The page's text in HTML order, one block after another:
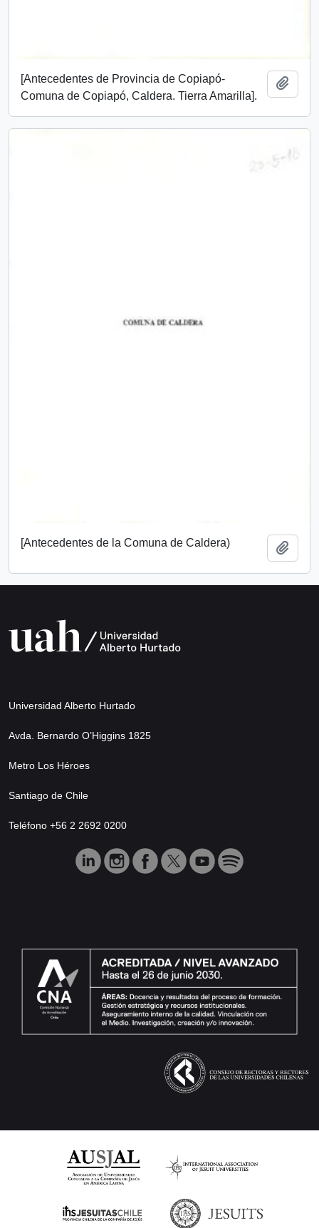
[Antecedentes de Provincia de Copiapó-
Comuna de Copiapó, Caldera. Tierra Amarilla].
[Antecedentes de la Comuna de Caldera)
Universidad Alberto Hurtado
Avda. Bernardo O’Higgins 1825
Metro Los Héroes
Santiago de Chile
Teléfono +56 2 2692 0200